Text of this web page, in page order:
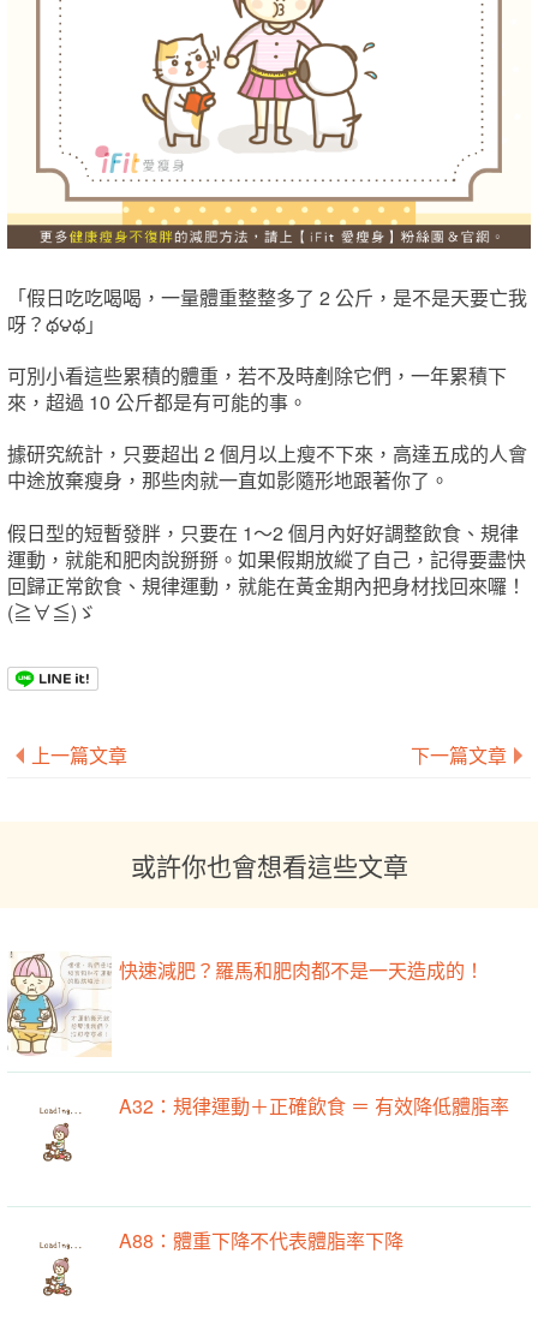
「假日吃吃喝喝，一量體重整整多了 2 公斤，是不是天要亡我
呀？థ౪థ」
可別小看這些累積的體重，若不及時剷除它們，一年累積下
來，超過 10 公斤都是有可能的事。
據研究統計，只要超出 2 個月以上瘦不下來，高達五成的人會
中途放棄瘦身，那些肉就一直如影隨形地跟著你了。
假日型的短暫發胖，只要在 1～2 個月內好好調整飲食、規律
運動，就能和肥肉說掰掰。如果假期放縱了自己，記得要盡快
回歸正常飲食、規律運動，就能在黃金期內把身材找回來囉！
(≧∀≦)ゞ
上一篇文章 下一篇文章
或許你也會想看這些文章
快速減肥？羅馬和肥肉都不是一天造成的！
A32：規律運動＋正確飲食 ＝ 有效降低體脂率
A88：體重下降不代表體脂率下降